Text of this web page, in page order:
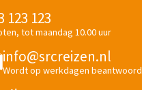
123 123
tot maandag 10.00 uur
info@srcreizen.nl
Wordt op werkdagen beantwoord